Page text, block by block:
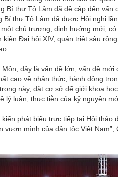
Bí thư Tô Lâm đã đề cập đến
Bí thư Tô Lâm đã được Hội nghị
chủ trương, định hướng mới,
Đại hội XIV, quán triệt sâu
đây là vấn đề lớn, vấn đề
cao về nhận thức, hành động
này, đặt cơ sở để giới khoa
lý luận, thực tiễn của kỷ nguyên
phát biểu trực tiếp tại Hội
vươn mình của dân tộc Việt